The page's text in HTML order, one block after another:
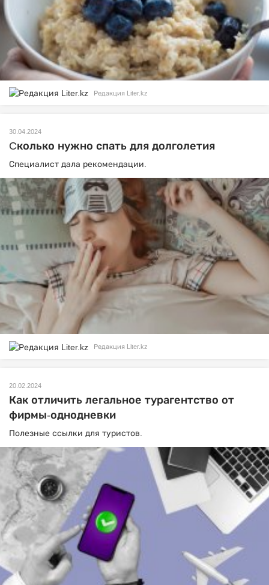
Редакция Liter.kz
30.04.2024
Cколько нужно спать для долголетия
Специалист дала рекомендации.
Редакция Liter.kz
20.02.2024
Как отличить легальное турагентство от
фирмы-однодневки
Полезные ссылки для туристов.